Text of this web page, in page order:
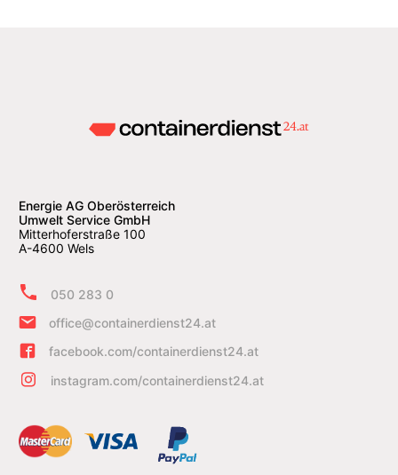
Energie AG Oberösterreich
Umwelt Service GmbH
Mitterhoferstraße 100
A-4600 Wels
050 283 0
office@containerdienst24.at
facebook.com/containerdienst24.at
instagram.com/containerdienst24.at